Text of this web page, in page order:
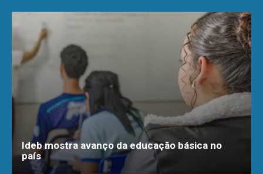
Ideb mostra avanço da educação básica no
país